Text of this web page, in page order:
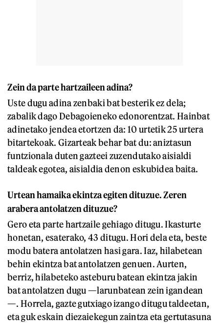
Zein da parte hartzaileen adina?
Uste dugu adina zenbaki bat besterik ez dela;
zabalik dago Debagoieneko edonorentzat. Hainbat
adinetako jendea etortzen da: 10 urtetik 25 urtera
bitartekoak. Gizarteak behar bat du: aniztasun
funtzionala duten gazteei zuzendutako aisialdi
taldeak egotea, aisialdia denon eskubidea baita.
Urtean hamaika ekintza egiten dituzue. Zeren
arabera antolatzen dituzue?
Gero eta parte hartzaile gehiago ditugu. Ikasturte
honetan, esaterako, 43 ditugu. Hori dela eta, beste
modu batera antolatzen hasi gara. Iaz, hilabetean
behin ekintza bat antolatzen genuen. Aurten,
berriz, hilabeteko asteburu batean ekintza jakin
bat antolatzen dugu —larunbatean zein igandean
—. Horrela, gazte gutxiago izango ditugu taldeetan,
eta guk eskain diezaiekegun zaintza eta gertutasuna